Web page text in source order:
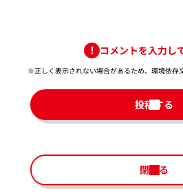
コメントを入力し
※正しく表示されない場合があるため、環境依存
投稿する
閉じる